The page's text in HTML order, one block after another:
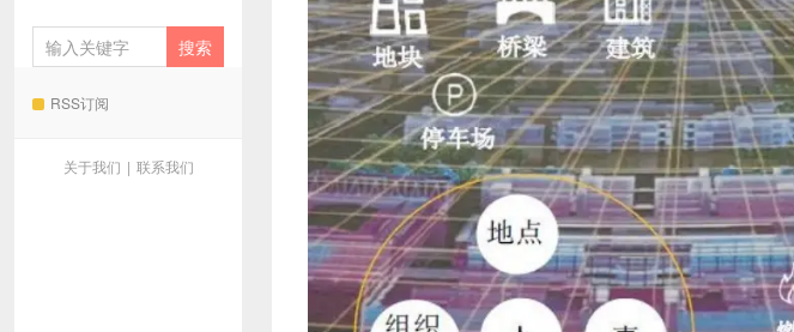
RSS订阅
关于我们 | 联系我们